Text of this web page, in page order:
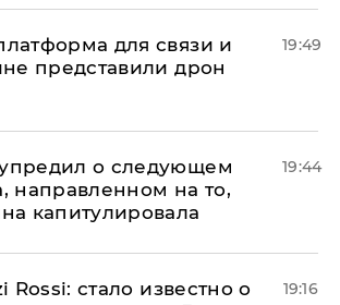
для связи и
представили дрон
19:49
о следующем
направленном на то,
капитулировала
19:44
Rossi: стало известно о
19:16